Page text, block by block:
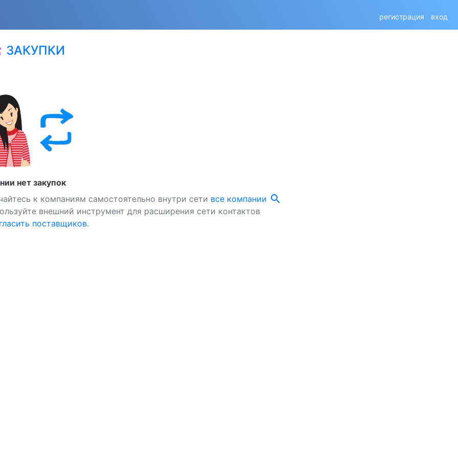
регистрация вход
ЗАКУПКИ
нет закупок
к компаниям самостоятельно внутри сети все компании search
внешний инструмент для расширения сети контактов
поставщиков.